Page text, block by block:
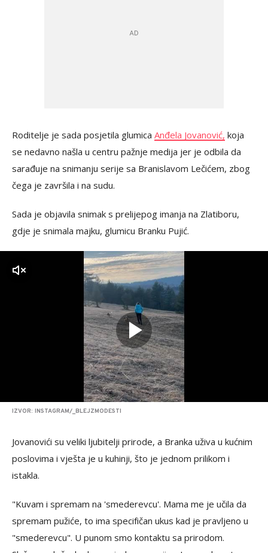
Roditelje je sada posjetila glumica Anđela Jovanović, koja
se nedavno našla u centru pažnje medija jer je odbila da
sarađuje na snimanju serije sa Branislavom Lečićem, zbog
čega je završila i na sudu.
Sada je objavila snimak s prelijepog imanja na Zlatiboru,
gdje je snimala majku, glumicu Branku Pujić.
IZVOR: INSTAGRAM/_BLEJZMODESTI
Jovanovići su veliki ljubitelji prirode, a Branka uživa u kućnim
poslovima i vješta je u kuhinji, što je jednom prilikom i
istakla.
"Kuvam i spremam na 'smederevcu'. Mama me je učila da
spremam pužiće, to ima specifičan ukus kad je pravljeno u
"smederevcu". U punom smo kontaktu sa prirodom.